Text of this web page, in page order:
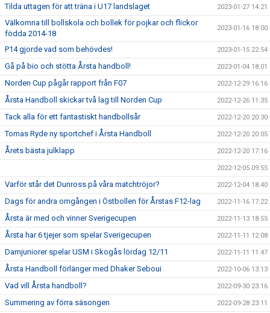
Tilda uttagen för att träna i U17 landslaget 2023-01-27 14:21
Välkomna till bollskola och bollek för pojkar och flickor
födda 2014-18
2023-01-16 18:00
P14 gjorde vad som behövdes! 2023-01-15 22:54
Gå på bio och stötta Årsta handboll! 2023-01-04 18:01
Norden Cup pågår rapport från F07 2022-12-29 16:16
Årsta Handboll skickar två lag till Norden Cup 2022-12-26 11:35
Tack alla för ett fantastiskt handbollsår 2022-12-20 20:30
Tomas Ryde ny sportchef i Årsta Handboll 2022-12-20 20:05
Årets bästa julklapp 2022-12-20 17:16
2022-12-05 09:55
Varför står det Dunross på våra matchtröjor? 2022-12-04 18:40
Dags för andra omgången i Östbollen för Årstas F12-lag 2022-11-16 17:22
Årsta är med och vinner Sverigecupen 2022-11-13 18:55
Årsta har 6 tjejer som spelar Sverigecupen 2022-11-11 12:08
Damjuniorer spelar USM i Skogås lördag 12/11 2022-11-11 11:47
Årsta Handboll förlänger med Dhaker Seboui 2022-10-06 13:13
Vad vill Årsta handboll? 2022-09-30 23:16
Summering av förra säsongen 2022-09-28 23:11